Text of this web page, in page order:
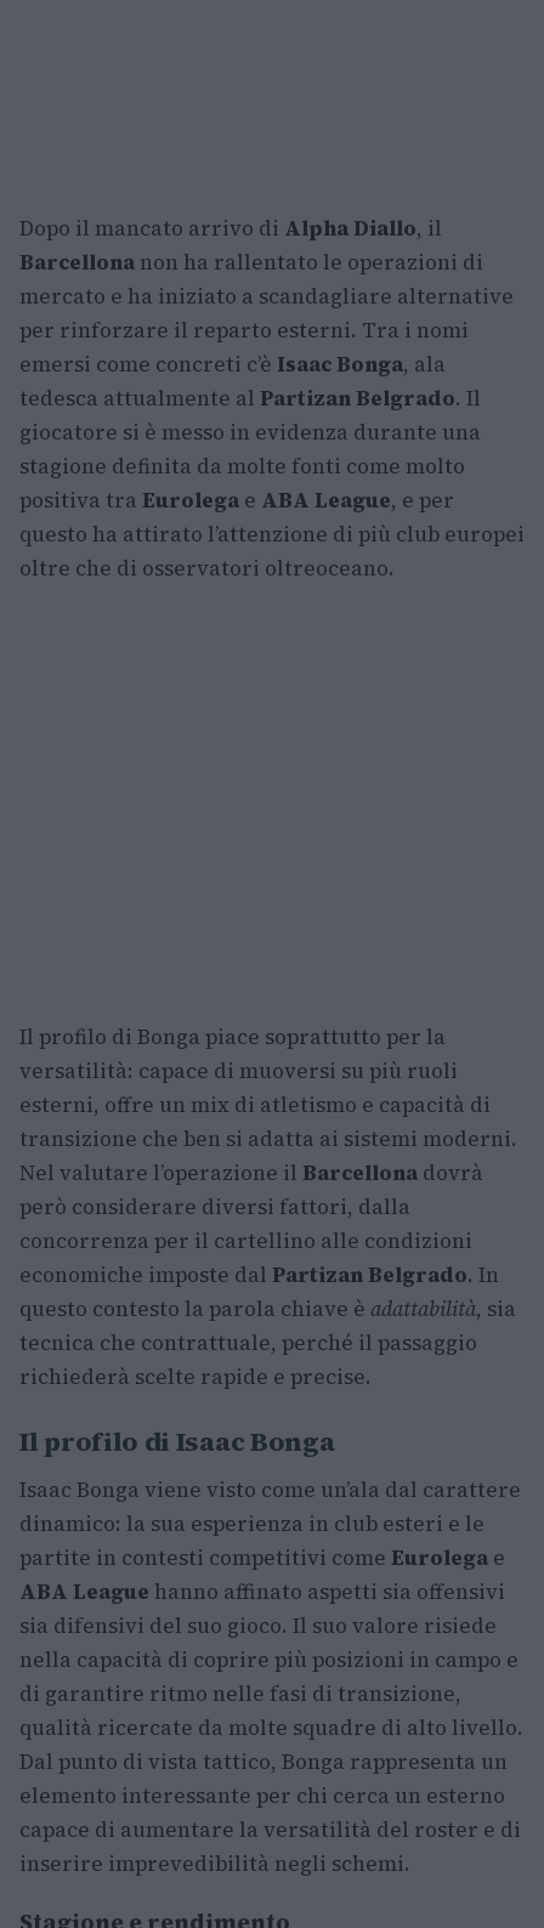
Dopo il mancato arrivo di Alpha Diallo, il
Barcellona non ha rallentato le operazioni di
mercato e ha iniziato a scandagliare alternative
per rinforzare il reparto esterni. Tra i nomi
emersi come concreti c’è Isaac Bonga, ala
tedesca attualmente al Partizan Belgrado. Il
giocatore si è messo in evidenza durante una
stagione definita da molte fonti come molto
positiva tra Eurolega e ABA League, e per
questo ha attirato l’attenzione di più club europei
oltre che di osservatori oltreoceano.
Il profilo di Bonga piace soprattutto per la
versatilità: capace di muoversi su più ruoli
esterni, offre un mix di atletismo e capacità di
transizione che ben si adatta ai sistemi moderni.
Nel valutare l’operazione il Barcellona dovrà
però considerare diversi fattori, dalla
concorrenza per il cartellino alle condizioni
economiche imposte dal Partizan Belgrado. In
questo contesto la parola chiave è adattabilità, sia
tecnica che contrattuale, perché il passaggio
richiederà scelte rapide e precise.
Il profilo di Isaac Bonga
Isaac Bonga viene visto come un’ala dal carattere
dinamico: la sua esperienza in club esteri e le
partite in contesti competitivi come Eurolega e
ABA League hanno affinato aspetti sia offensivi
sia difensivi del suo gioco. Il suo valore risiede
nella capacità di coprire più posizioni in campo e
di garantire ritmo nelle fasi di transizione,
qualità ricercate da molte squadre di alto livello.
Dal punto di vista tattico, Bonga rappresenta un
elemento interessante per chi cerca un esterno
capace di aumentare la versatilità del roster e di
inserire imprevedibilità negli schemi.